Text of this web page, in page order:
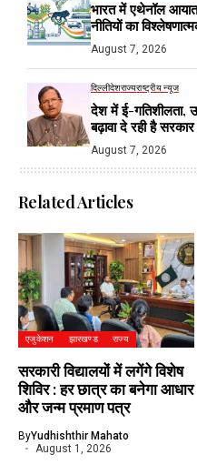
भारत में एथेनॉल
नीतियों का
August 7, 2026
दिल्लीदेशराज्यराष्ट्रीय न्यूज
देश में ई-गतिशीलता,
बढ़ावा दे रही है
August 7, 2026
Related Articles
एजुकेशन झारखण्ड राज्य
सरकारी विद्यालयों में लगेंगे विशेष
शिविर : हर छात्र का बनेगा आधार
और जन्म प्रमाण पत्र
ByYudhishthir Mahato
August 1, 2026